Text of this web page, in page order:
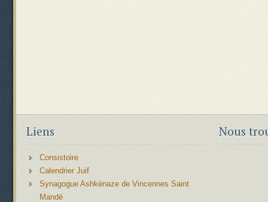
Liens
Consistoire
Calendrier Juif
Synagogue Ashkénaze de Vincennes Saint
Mandé
Nous